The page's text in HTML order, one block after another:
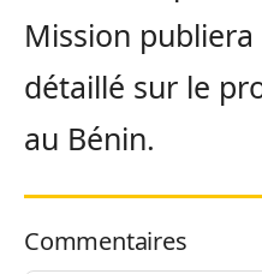
Mission
détaillé sur le
au Bénin.
Commentaires